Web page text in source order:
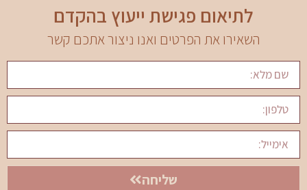
לתיאום פגישת ייעוץ בהקדם
השאירו את הפרטים ואנו ניצור אתכם קשר
שליחה